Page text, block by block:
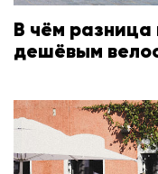
В чём
дешёвым